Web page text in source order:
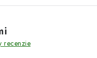
recenzie